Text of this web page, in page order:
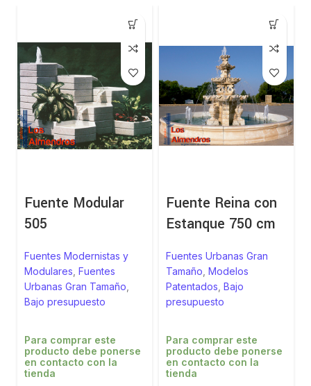
Fuente Modular
505
Fuentes Modernistas y
Modulares ,Fuentes
Urbanas Gran Tamaño
Bajo presupuesto
Para comprar este
producto debe ponerse
en contacto con la
tienda
Fuente Reina con
Estanque 750 cm
Fuentes Urbanas Gran
Tamaño Modelos
Patentados Bajo
presupuesto
Para comprar este
producto debe ponerse
en contacto con la
tienda